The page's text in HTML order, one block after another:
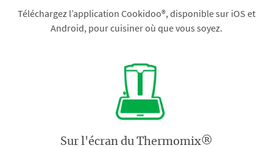
Téléchargez l’application Cookidoo®, disponible sur iOS et
Android, pour cuisiner où que vous soyez.
Sur l'écran du Thermomix®